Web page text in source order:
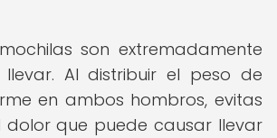
son extremadamente
Al distribuir el peso de
en ambos hombros, evitas
dolor que puede causar llevar